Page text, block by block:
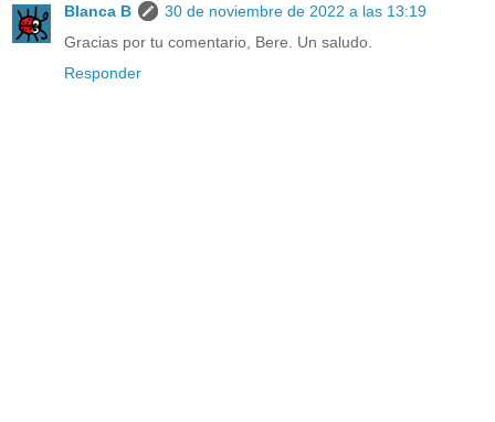
Blanca B
30 de noviembre de 2022 a las 13:19
Gracias por tu comentario, Bere. Un saludo.
Responder